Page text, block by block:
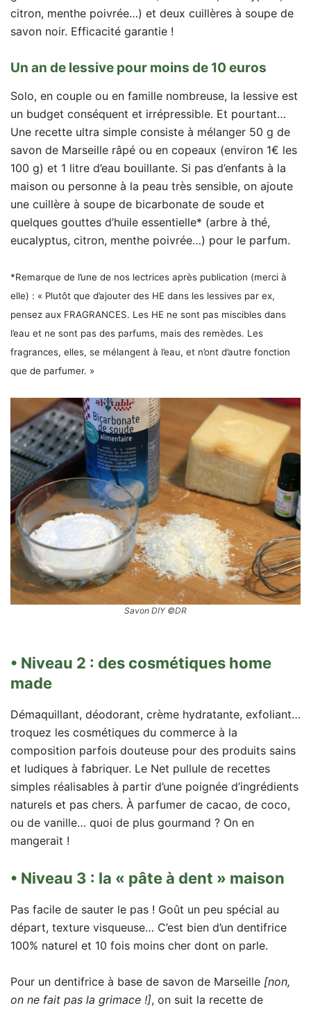
citron, menthe poivrée…) et deux cuillères à soupe de
savon noir. Efficacité garantie !
Un an de lessive pour moins de 10 euros
Solo, en couple ou en famille nombreuse, la lessive est
un budget conséquent et irrépressible. Et pourtant…
Une recette ultra simple consiste à mélanger 50 g de
savon de Marseille râpé ou en copeaux (environ 1€ les
100 g) et 1 litre d’eau bouillante. Si pas d’enfants à la
maison ou personne à la peau très sensible, on ajoute
une cuillère à soupe de bicarbonate de soude et
quelques gouttes d’huile essentielle* (arbre à thé,
eucalyptus, citron, menthe poivrée…) pour le parfum.
*Remarque de l’une de nos lectrices après publication (merci à
elle) : « Plutôt que d’ajouter des HE dans les lessives par ex,
pensez aux FRAGRANCES. Les HE ne sont pas miscibles dans
l’eau et ne sont pas des parfums, mais des remèdes. Les
fragrances, elles, se mélangent à l’eau, et n’ont d’autre fonction
que de parfumer. »
Savon DIY ©DR
• Niveau 2 : des cosmétiques home
made
Démaquillant, déodorant, crème hydratante, exfoliant…
troquez les cosmétiques du commerce à la
composition parfois douteuse pour des produits sains
et ludiques à fabriquer. Le Net pullule de recettes
simples réalisables à partir d’une poignée d’ingrédients
naturels et pas chers. À parfumer de cacao, de coco,
ou de vanille… quoi de plus gourmand ? On en
mangerait !
• Niveau 3 : la « pâte à dent » maison
Pas facile de sauter le pas ! Goût un peu spécial au
départ, texture visqueuse… C’est bien d’un dentifrice
100% naturel et 10 fois moins cher dont on parle.
Pour un dentifrice à base de savon de Marseille [non,
on ne fait pas la grimace !], on suit la recette de